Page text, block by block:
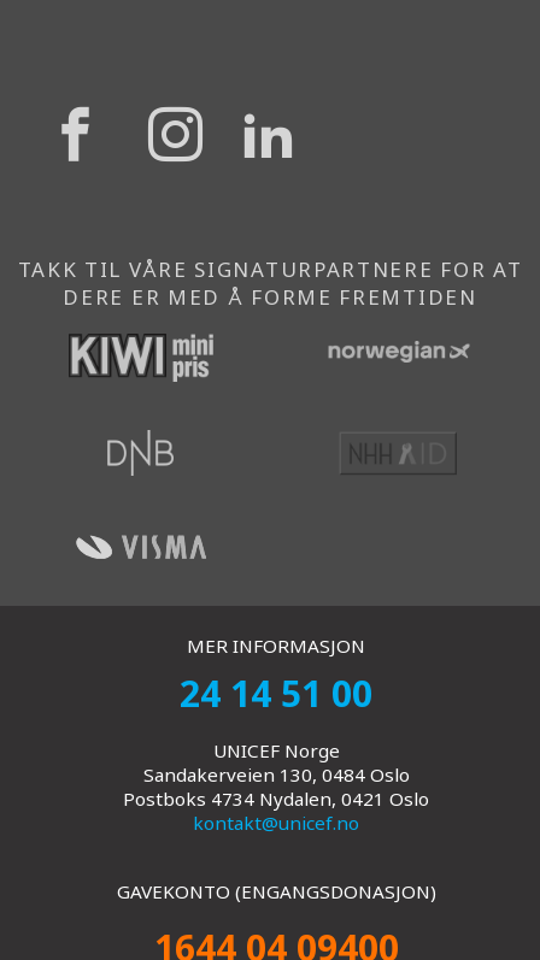
{{
'Facebook'|t
}}
{{
}}
TAKK TIL VÅRE SIGNATURPARTNERE FOR AT
DERE ER MED Å FORME FREMTIDEN
MER INFORMASJON
24 14 51 00
UNICEF Norge
Sandakerveien 130, 0484 Oslo
Postboks 4734 Nydalen, 0421 Oslo
kontakt@unicef.no
GAVEKONTO (ENGANGSDONASJON)
1644 04 09400